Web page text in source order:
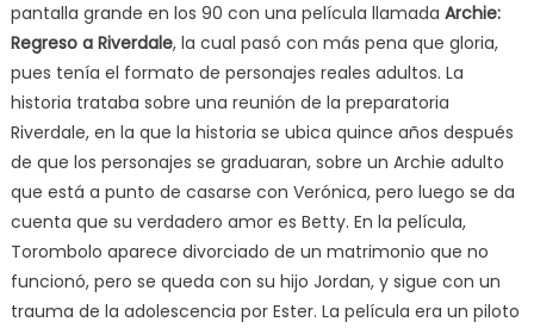
pantalla grande en los 90 con una película llamada Archie:
Regreso a Riverdale, la cual pasó con más pena que gloria,
pues tenía el formato de personajes reales adultos. La
historia trataba sobre una reunión de la preparatoria
Riverdale, en la que la historia se ubica quince años después
de que los personajes se graduaran, sobre un Archie adulto
que está a punto de casarse con Verónica, pero luego se da
cuenta que su verdadero amor es Betty. En la película,
Torombolo aparece divorciado de un matrimonio que no
funcionó, pero se queda con su hijo Jordan, y sigue con un
trauma de la adolescencia por Ester. La película era un piloto